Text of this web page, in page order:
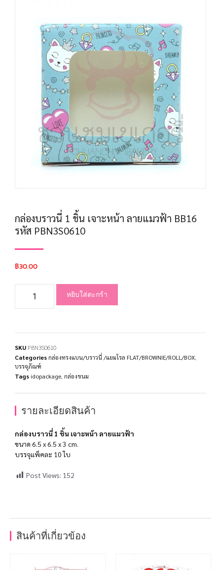
กล่องบราวนี่ 1 ชิ้น เจาะหน้า ลายแมวฟ้า BB16
รหัส PBN3S0610
฿30.00
หยิบใส่ตะกร้า
SKU PBN3S0610
Categoriesกล่องทรงแบน/บราวนี่ /แยมโรล FLAT/BROWNIE/ROLL/BOX
บรรจุภัณฑ์
Tags idopackage กล่องขนม
รายละเอียดสินค้า
กล่องบราวนี่ 1 ชิ้น เจาะหน้า ลายแมวฟ้า
ขนาด 6.5 x 6.5 x 3 cm.
บรรจุแพ็คละ 10 ใบ
Post Views: 152
สินค้าที่เกี่ยวข้อง